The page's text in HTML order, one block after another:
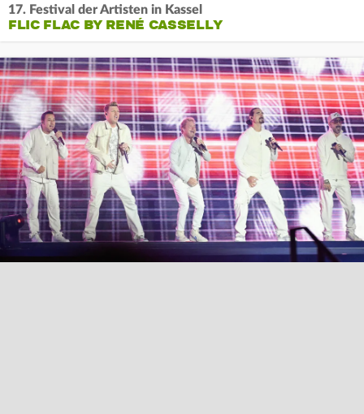
17. Festival der Artisten in Kassel
FLIC FLAC BY RENÉ CASSELLY